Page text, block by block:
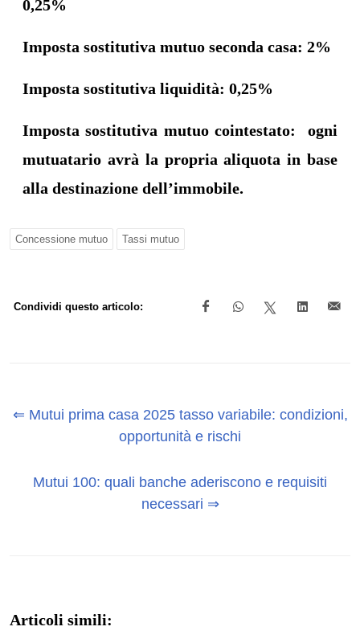
0,25%
Imposta sostitutiva mutuo seconda casa: 2%
Imposta sostitutiva liquidità: 0,25%
Imposta sostitutiva mutuo cointestato: ogni
mutuatario avrà la propria aliquota in base
alla destinazione dell’immobile.
Concessione mutuo Tassi mutuo
Condividi questo articolo:
⇐ Mutui prima casa 2025 tasso variabile: condizioni,
opportunità e rischi
Mutui 100: quali banche aderiscono e requisiti
necessari ⇒
Articoli simili: